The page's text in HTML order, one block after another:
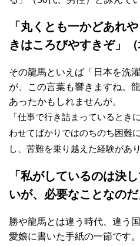
「丸くとも一かどあ
きはころびやすきぞ」（
その龍馬といえば「日本を洗
が、この言葉も響きますね。
あったかもしれませんが。
「仕事で行き詰まっているとき
わせてばかりではのちのち困難
し、苦難を乗り越えた経験があ
「私がしているのは決
いが、必要なことなのだ
勝や龍馬とは違う時代、違う
愛娘に書いた手紙の一節です。